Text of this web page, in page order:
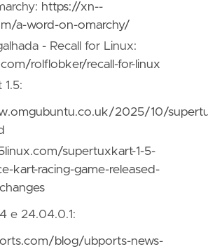
https://xn--
a-word-on-omarchy/
- Recall for Linux:
rolflobker/recall-for-linux
2025/10/
supertuxkart-1-5-
kart-racing-game-released-
e 24.04.0.1:
blog/ubports-news-